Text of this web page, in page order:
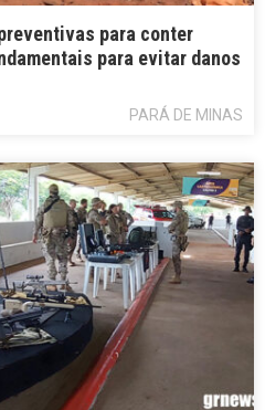
para conter
para evitar danos
PARÁ DE MINAS